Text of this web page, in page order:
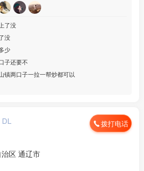
了没
没
少
子还要不
镇两口子一拉一帮炒都可以
DL 拨打电话
区 通辽市